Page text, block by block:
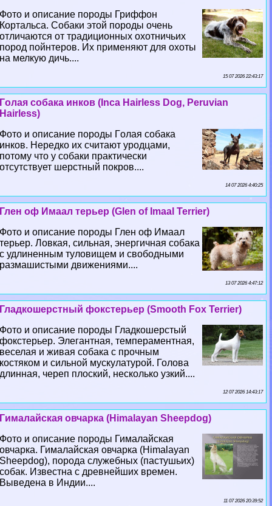
Фото и описание породы Гриффон
Кортальса. Собаки этой породы очень
отличаются от традиционных охотничьих
пород пойнтеров. Их применяют для охоты
на мелкую дичь....
15 07 2026 22:43:17
Гoлая собака инков (Inca Hairless Dog, Peruvian
Hairless)
Фото и описание породы Гoлая собака
инков. Нередко их считают уpoдцами,
потому что у собаки пpaктически
отсутствует шерстный покров....
14 07 2026 4:40:25
Глен оф Имаал терьер (Glen of Imaal Terrier)
Фото и описание породы Глен оф Имаал
терьер. Ловкая, сильная, энергичная собака
с удлиненным туловищем и свободными
размашистыми движениями....
13 07 2026 4:47:12
Гладкошерстный фокстерьер (Smooth Fox Terrier)
Фото и описание породы Гладкошерстый
фокстерьер. Элегантная, темпераментная,
веселая и живая собака с прочным
костяком и сильной мускулатурой. Голова
длинная, череп плоский, несколько узкий....
12 07 2026 14:43:17
Гималайская овчарка (Himalayan Sheepdog)
Фото и описание породы Гималайская
овчарка. Гималайская овчарка (Himalayan
Sheepdog), порода служебных (пастушьих)
собак. Известна с древнейших времен.
Выведена в Индии....
11 07 2026 20:39:52